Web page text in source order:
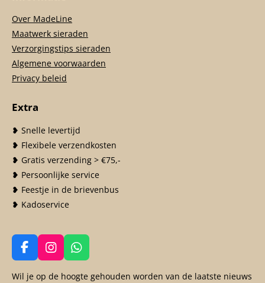
Over MadeLine
Maatwerk sieraden
Verzorgingstips sieraden
Algemene voorwaarden
Privacy beleid
Extra
❥ Snelle levertijd
❥ Flexibele verzendkosten
❥ Gratis verzending > €75,-
❥ Persoonlijke service
❥ Feestje in de brievenbus
❥ Kadoservice
F
a
c
I
n
s
W
h
a
Wil je op de hoogte gehouden worden van de laatste nieuws